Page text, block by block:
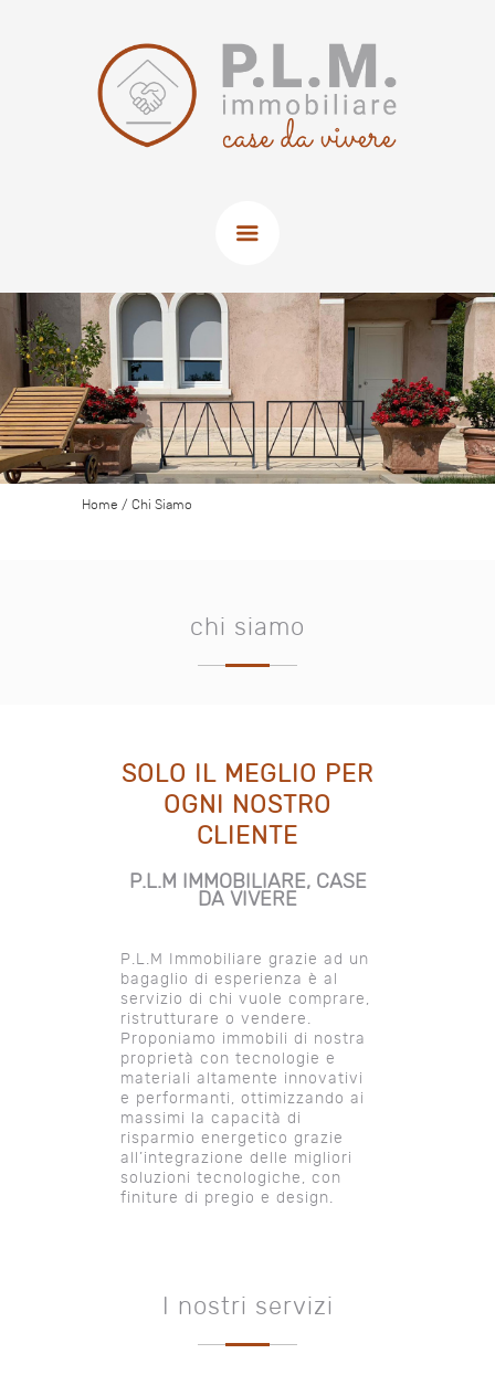
Home / Chi Siamo
chi siamo
SOLO IL MEGLIO PER
OGNI NOSTRO
CLIENTE
P.L.M IMMOBILIARE, CASE
DA VIVERE
P.L.M Immobiliare grazie ad un
bagaglio di esperienza è al
servizio di chi vuole comprare,
ristrutturare o vendere.
Proponiamo immobili di nostra
proprietà con tecnologie e
materiali altamente innovativi
e performanti, ottimizzando ai
massimi la capacità di
risparmio energetico grazie
all’integrazione delle migliori
soluzioni tecnologiche, con
finiture di pregio e design.
I nostri servizi